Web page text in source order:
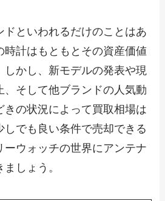
ドといわれるだけのことはあ
時計はもともとその資産価値
しかし、新モデルの発表や現
、そして他ブランドの人気動
きの状況によって買取相場は
しでも良い条件で売却できる
ーウォッチの世界にアンテナ
しょう。